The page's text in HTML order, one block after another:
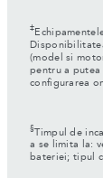
‡
(model si
pentru a
configurarea
§
Timpul de
a se limita la:
bateriei; tipul